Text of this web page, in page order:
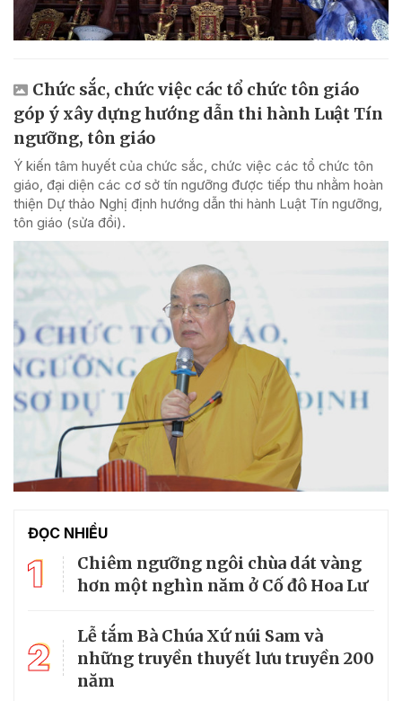
Chức sắc, chức việc các tổ chức tôn giáo
góp ý xây dựng hướng dẫn thi hành Luật Tín
ngưỡng, tôn giáo
Ý kiến tâm huyết của chức sắc, chức việc các tổ chức tôn
giáo, đại diện các cơ sở tín ngưỡng được tiếp thu nhằm hoàn
thiện Dự thảo Nghị định hướng dẫn thi hành Luật Tín ngưỡng,
tôn giáo (sửa đổi).
ĐỌC NHIỀU
1
Chiêm ngưỡng ngôi chùa dát vàng
hơn một nghìn năm ở Cố đô Hoa Lư
2
Lễ tắm Bà Chúa Xứ núi Sam và
những truyền thuyết lưu truyền 200
năm